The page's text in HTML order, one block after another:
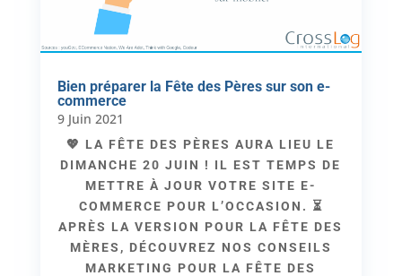
Bien préparer la Fête des Pères sur son e-
commerce
9 Juin 2021
💖 LA FÊTE DES PÈRES AURA LIEU LE
DIMANCHE 20 JUIN ! IL EST TEMPS DE
METTRE À JOUR VOTRE SITE E-
COMMERCE POUR L’OCCASION. ⏳
APRÈS LA VERSION POUR LA FÊTE DES
MÈRES, DÉCOUVREZ NOS CONSEILS
MARKETING POUR LA FÊTE DES